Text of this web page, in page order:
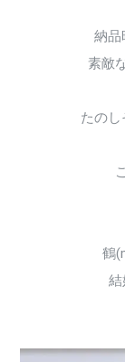
納品
素敵
たの
鶴
結